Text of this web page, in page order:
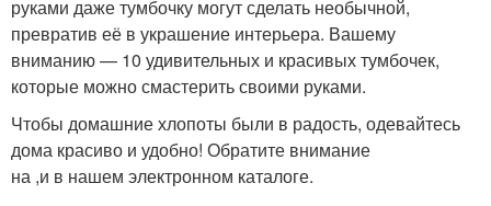
руками даже тумбочку могут сделать необычной,
превратив её в украшение интерьера. Вашему
вниманию — 10 удивительных и красивых тумбочек,
которые можно смастерить своими руками.
Чтобы домашние хлопоты были в радость, одевайтесь
дома красиво и удобно! Обратите внимание
на ,и в нашем электронном каталоге.